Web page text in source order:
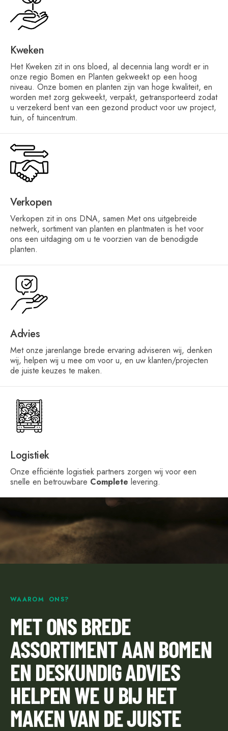
Kweken
Het Kweken zit in ons bloed, al decennia lang wordt er in
onze regio Bomen en Planten gekweekt op een hoog
niveau. Onze bomen en planten zijn van hoge kwaliteit, en
worden met zorg gekweekt, verpakt, getransporteerd zodat
u verzekerd bent van een gezond product voor uw project,
tuin, of tuincentrum.
Verkopen
Verkopen zit in ons DNA, samen Met ons uitgebreide
netwerk, sortiment van planten en plantmaten is het voor
ons een uitdaging om u te voorzien van de benodigde
planten.
Advies
Met onze jarenlange brede ervaring adviseren wij, denken
wij, helpen wij u mee om voor u, en uw klanten/projecten
de juiste keuzes te maken.
Logistiek
Onze efficiënte logistiek partners zorgen wij voor een
snelle en betrouwbare Complete levering.
WAAROM ONS?
MET ONS BREDE
ASSORTIMENT AAN BOMEN
EN DESKUNDIG ADVIES
HELPEN WE U BIJ HET
MAKEN VAN DE JUISTE